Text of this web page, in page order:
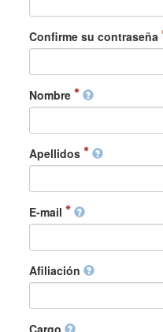
Confirme su contraseña
Nombre
Apellidos
E-mail
Afiliación
Cargo